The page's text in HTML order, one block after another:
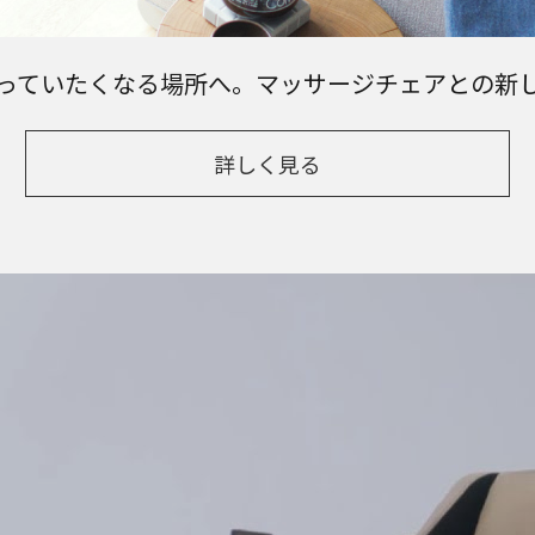
ていたくなる場所へ。マッサージチェアとの新
詳しく見る